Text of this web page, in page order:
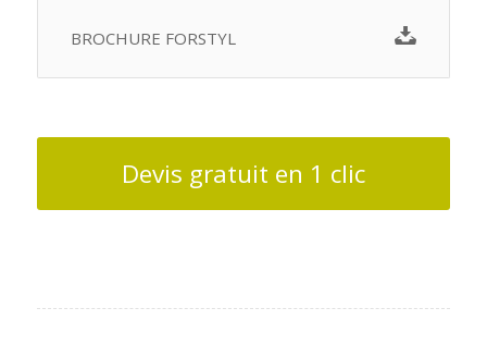
BROCHURE FORSTYL
Devis gratuit en 1 clic